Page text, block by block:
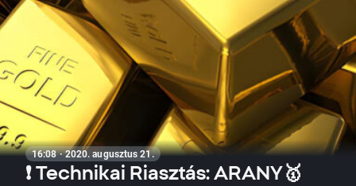
16:08 · 2020. augusztus 21.
❗ Technikai Riasztás: ARANY🥇